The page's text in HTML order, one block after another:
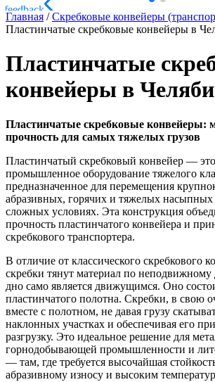
Главная /Скребковые конвейеры
Пластинчатые скребковые конвейеры в
Пластинчатые
конвейеры в
Пластинчатые скребковые конвейеры:
прочность для самых тяжелых грузов
Пластинчатый скребковый конвейер —
промышленное оборудование тяжелого
предназначенное для перемещения
абразивных, горячих и тяжелых насыпных
сложных условиях. Эта конструкция
прочность пластинчатого конвейера и
скребкового транспортера.
В отличие от классического скребкового
скребки тянут материал по неподвижному
дно само является движущимся. Оно
пластинчатого полотна. Скребки, в свою
вместе с полотном, не давая грузу
наклонных участках и обеспечивая его
разгрузку. Это идеальное решение для
горнодобывающей промышленности и
— там, где требуется высочайшая
абразивному износу и высоким